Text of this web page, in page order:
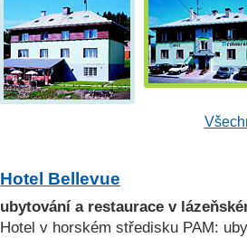
Hotel Bellevue
ubytování a restaurace v
Hotel v horském středisku PAM: